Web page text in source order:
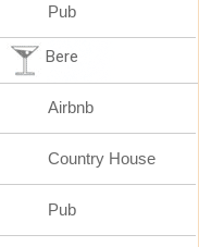
Pub
Bere
Airbnb
Country House
Pub